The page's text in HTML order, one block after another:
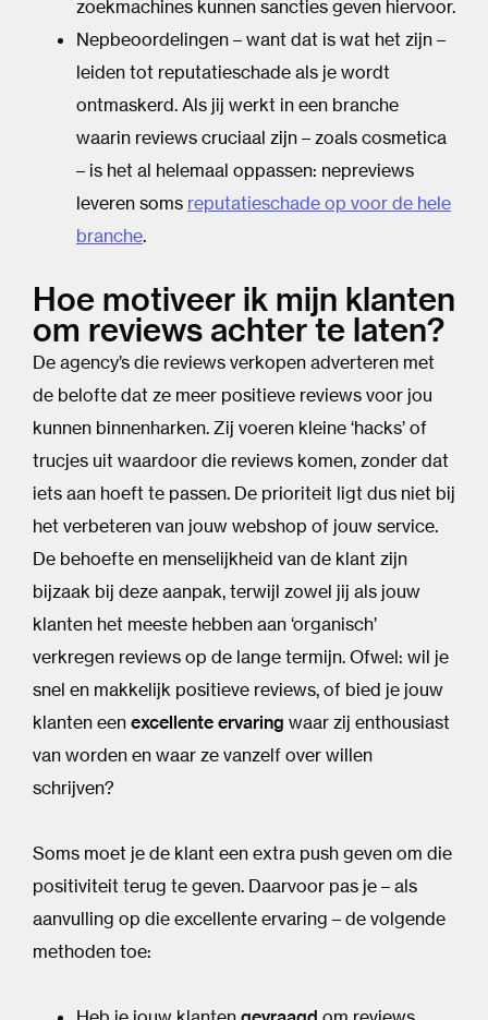
zoekmachines kunnen sancties geven hiervoor.
Nepbeoordelingen – want dat is wat het zijn –
leiden tot reputatieschade als je wordt
ontmaskerd. Als jij werkt in een branche
waarin reviews cruciaal zijn – zoals cosmetica
– is het al helemaal oppassen: nepreviews
leveren soms reputatieschade op voor de hele
branche.
Hoe motiveer ik mijn klanten
om reviews achter te laten?
De agency’s die reviews verkopen adverteren met
de belofte dat ze meer positieve reviews voor jou
kunnen binnenharken. Zij voeren kleine ‘hacks’ of
trucjes uit waardoor die reviews komen, zonder dat
iets aan hoeft te passen. De prioriteit ligt dus niet bij
het verbeteren van jouw webshop of jouw service.
De behoefte en menselijkheid van de klant zijn
bijzaak bij deze aanpak, terwijl zowel jij als jouw
klanten het meeste hebben aan ‘organisch’
verkregen reviews op de lange termijn. Ofwel: wil je
snel en makkelijk positieve reviews, of bied je jouw
klanten een excellente ervaring waar zij enthousiast
van worden en waar ze vanzelf over willen
schrijven?
Soms moet je de klant een extra push geven om die
positiviteit terug te geven. Daarvoor pas je – als
aanvulling op die excellente ervaring – de volgende
methoden toe: